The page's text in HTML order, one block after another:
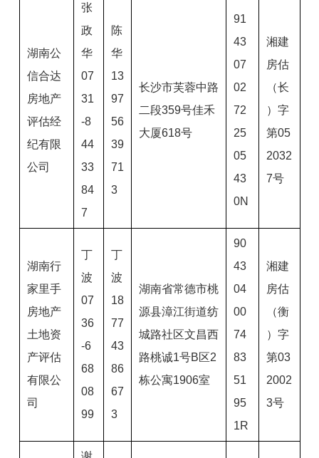
湖南公
信合达
房地产
评估经
纪有限
公司
张
政
华
07
31
-8
44
33
84
7
陈
华
13
97
56
39
71
3
长沙市芙蓉中路
二段359号佳禾
大厦618号
91
43
07
02
72
25
05
43
0N
湘建
房估
（长
）字
第05
2032
7号
湖南行
家里手
房地产
土地资
产评估
有限公
司
丁
波
07
36
-6
68
08
99
丁
波
18
77
43
86
67
3
湖南省常德市桃
源县漳江街道纺
城路社区文昌西
路桃诚1号B区2
栋公寓1906室
90
43
04
00
74
83
51
95
1R
湘建
房估
（衡
）字
第03
2002
3号